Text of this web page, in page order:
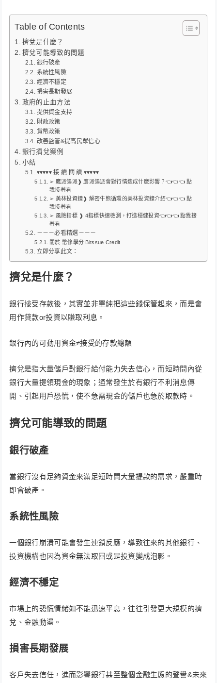
Table of Contents
擠兌是什麼？
擠兌可能導致的問題
銀行破產
系統性風險
經濟不穩定
損害長期發展
政府的止血方法
提供資金支持
財政政策
貨幣政策
改善監管&提高民眾信心
銀行擠兌案例
小結
▾▾▾▾▾ 接 續 閱 讀 ▾▾▾▾▾
➢ 鷹派鴿派❱ 鷹派鴿派會對行情造成什麼影響？👈👈👈 點
我接著看
➢ 美林投資鐘❱ 解密牛熊循環的美林投資鐘介紹👈👈👈 點
我接著看
➢ 風險指標 ❱ 4指標快速檢測，打造穩健投資👈👈👈 點我接
著看
－－－必看精選－－－
關於 幣修學分 Bitssue Credit
立即分享此文：
擠兌是什麼？
銀行接受存款後，其實並非單純把這些錢保管起來，而是會
用作貸款or投資以賺取利息。
銀行內的可動用資金≠接受的存款總額
擠兌是指大量儲戶對銀行給付能力失去信心，而短時間內從
銀行大量提領現金的現象；通常發生於有銀行不利消息傳
開、引起用戶恐慌，使不急需現金的儲戶也急於取款時。
擠兌可能導致的問題
銀行破產
當銀行沒有足夠資金來滿足短時間大量提款的需求，嚴重時
即會破產。
系統性風險
一個銀行崩潰可能會發生連鎖反應，導致往來的其他銀行、
投資機構也因為資金無法取回或是投資變成泡影。
經濟不穩定
市場上的恐慌情緒如不能迅速平息，往往引發更大規模的擠
兌、金融動盪。
損害長期發展
客戶失去信任，進而影響銀行甚至整個金融生態的聲譽&未來